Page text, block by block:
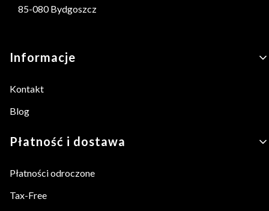
85-080 Bydgoszcz
Linki w stopce
Informacje
Kontakt
Blog
Płatność i dostawa
Płatności odroczone
Tax-Free